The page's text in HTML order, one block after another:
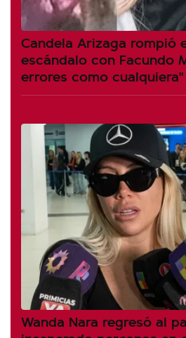
Candela Arizaga rompió
escándalo con Facundo
errores como cualquiera"
Wanda Nara regresó al